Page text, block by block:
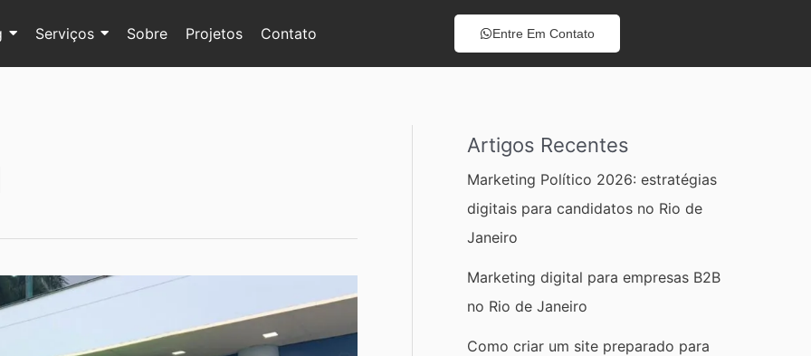
Serviços Sobre Projetos Contato Entre Em Contato
Artigos Recentes
Marketing Político 2026: estratégias
digitais para candidatos no Rio de
Janeiro
Marketing digital para empresas B2B
no Rio de Janeiro
Como criar um site preparado para
S
a